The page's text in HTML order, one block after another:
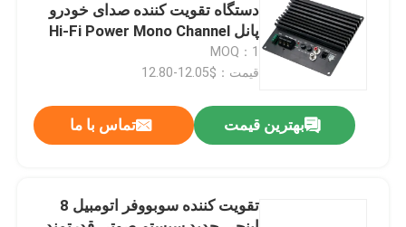
دستگاه تقویت کننده صدای خودرو
پانل Hi-Fi Power Mono Channel
BT USB ارتباطات پلاستیکی
MOQ：1
قیمت：$12.05-12.80
بهترین قیمت تماس با ما
تقویت کننده سوبووفر اتومبیل 8